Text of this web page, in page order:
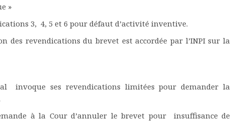
»
3, 4, 5 et 6 pour défaut d’activité inventive.
des revendications du brevet est accordée par l’INPI sur la
ses revendications limitées pour demander la
à la Cour d’annuler le brevet pour insuffisance de